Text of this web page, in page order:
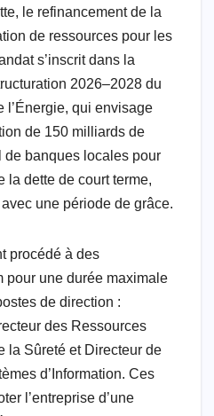
le refinancement de la
de ressources pour les
s’inscrit dans la
2026–2028 du
l’Énergie, qui envisage
de 150 milliards de
de banques locales pour
la dette de court terme,
une période de grâce.
procédé à des
pour une durée maximale
de direction :
des Ressources
la Sûreté et Directeur de
d’Information. Ces
l’entreprise d’une